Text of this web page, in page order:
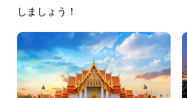
しましょう！